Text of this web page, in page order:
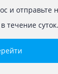
и отправьте
течение суток.